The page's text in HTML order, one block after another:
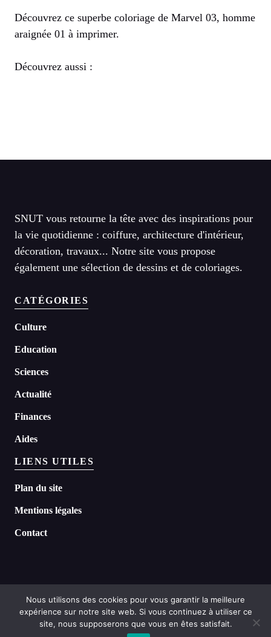
Découvrez ce superbe coloriage de Marvel 03, homme
araignée 01 à imprimer.
Découvrez aussi :
SNUT vous retourne la tête avec des inspirations pour
la vie quotidienne : coiffure, architecture d'intérieur,
décoration, travaux... Notre site vous propose
également une sélection de dessins et de coloriages.
CATÉGORIES
Culture
Education
Sciences
Actualité
Finances
Aides
LIENS UTILES
Plan du site
Mentions légales
Contact
©2026 Headline tous droits réservés
Nous utilisons des cookies pour vous garantir la meilleure
expérience sur notre site web. Si vous continuez à utiliser ce
site, nous supposerons que vous en êtes satisfait.